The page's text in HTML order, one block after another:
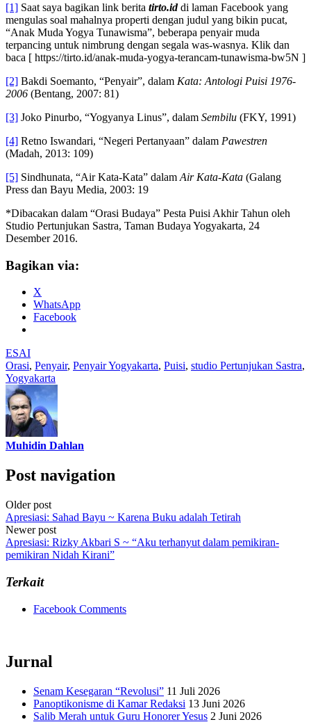
[1] Saat saya bagikan link berita tirto.iddi laman Facebook yang
mengulas soal mahalnya properti dengan judul yang bikin pucat,
“Anak Muda Yogya Tunawisma”, beberapa penyair muda
terpancing untuk nimbrung dengan segala was-wasnya. Klik dan
baca [ https://tirto.id/anak-muda-yogya-terancam-tunawisma-bw5N ]
[2] Bakdi Soemanto, “Penyair”, dalam Kata: Antologi Puisi 1976-
2006 (Bentang, 2007: 81)
[3] Joko Pinurbo, “Yogyanya Linus”, dalam Sembilu (FKY, 1991)
[4] Retno Iswandari, “Negeri Pertanyaan” dalam Pawestren
(Madah, 2013: 109)
[5] Sindhunata, “Air Kata-Kata” dalam Air Kata-Kata (Galang
Press dan Bayu Media, 2003: 19
*Dibacakan dalam “Orasi Budaya” Pesta Puisi Akhir Tahun oleh
Studio Pertunjukan Sastra, Taman Budaya Yogyakarta, 24
Desember 2016.
Bagikan via:
X
WhatsApp
Facebook
ESAI
Orasi, Penyair, Penyair Yogyakarta, Puisi, studio Pertunjukan Sastra,
Yogyakarta
Muhidin Dahlan
Post navigation
Older post
Apresiasi: Sahad Bayu ~ Karena Buku adalah Tetirah
Newer post
Apresiasi: Rizky Akbari S ~ “Aku terhanyut dalam pemikiran-
pemikiran Nidah Kirani”
Terkait
Facebook Comments
Jurnal
Senam Kesegaran “Revolusi” 11 Juli 2026
Panoptikonisme di Kamar Redaksi 13 Juni 2026
Salib Merah untuk Guru Honorer Yesus 2 Juni 2026